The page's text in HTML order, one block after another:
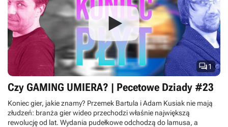
1
Czy GAMING UMIERA? | Pecetowe Dziady #23
Koniec gier, jakie znamy? Przemek Bartula i Adam Kusiak nie mają
złudzeń: branża gier wideo przechodzi właśnie największą
rewolucję od lat. Wydania pudełkowe odchodzą do lamusa, a